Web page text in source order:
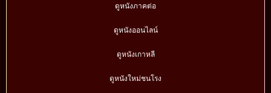
ดูหนังภาคต่อ
ดูหนังออนไลน์
ดูหนังเกาหลี
ดูหนังใหม่ชนโรง